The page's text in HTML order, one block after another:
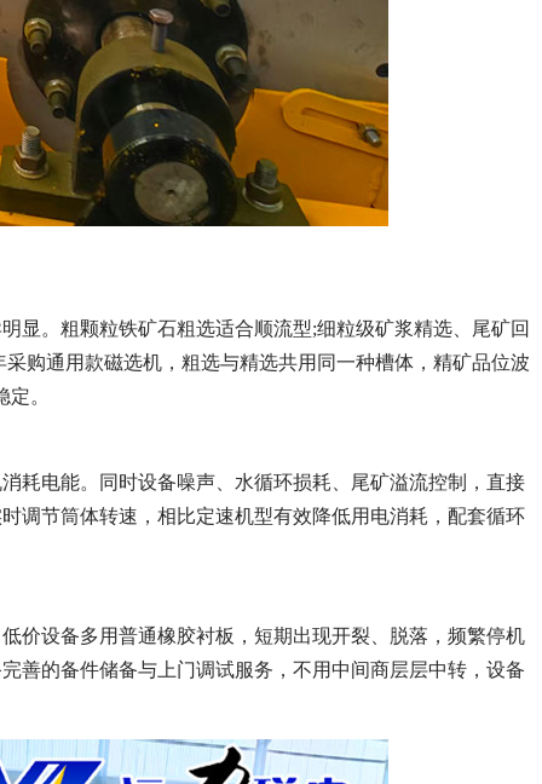
显。粗颗粒铁矿石粗选适合顺流型;细粒级矿浆精选、尾矿回
购通用款磁选机，粗选与精选共用同一种槽体，精矿品位波
。
耗电能。同时设备噪声、水循环损耗、尾矿溢流控制，直接
调节筒体转速，相比定速机型有效降低用电消耗，配套循环
价设备多用普通橡胶衬板，短期出现开裂、脱落，频繁停机
善的备件储备与上门调试服务，不用中间商层层中转，设备